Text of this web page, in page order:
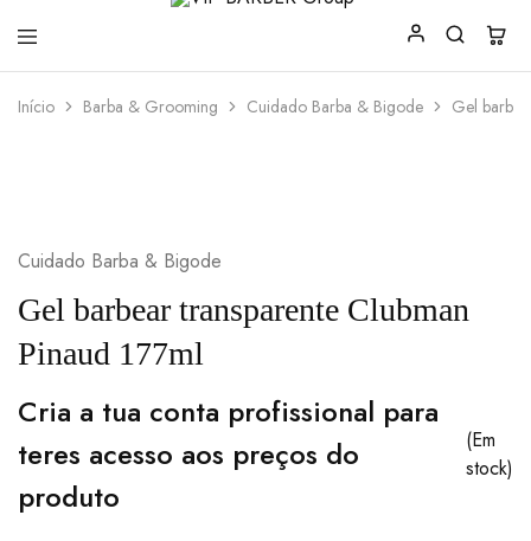
BARBER
para
Início Barba & Grooming Cuidado Barba & Bigode Gel
Cuidado Barba & Bigode
Gel barbear transparente Clubman
Pinaud 177ml
Cria a tua conta profissional para
teres acesso aos preços do
produto
(Em
stock)